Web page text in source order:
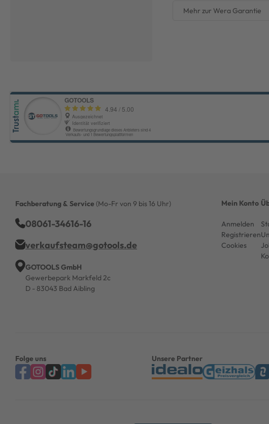
Mehr zur Wera Garantie
Fachberatung & Service (Mo-Fr von 9 bis 16 Uhr)
08061-34616-16
verkaufsteam@gotools.de
GOTOOLS GmbH
Gewerbepark Markfeld 2c
D - 83043 Bad Aibling
Mein Konto
Anmelden
Registrieren
Cookies
Folge uns Unsere Partner